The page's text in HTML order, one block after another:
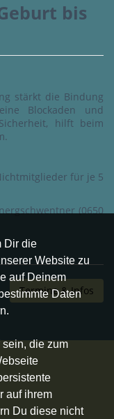
Dir die
Website zu
auf Deinem
Daten
sein, die zum
auf ihrem
Du diese nicht
bis
stärkt die Bindung
Blockaden und
hilft beim
für je 5
(0650
Termine & Infos